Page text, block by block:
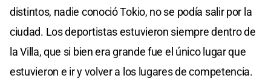
distintos, nadie conoció Tokio, no se podía salir por la
ciudad. Los deportistas estuvieron siempre dentro de
la Villa, que si bien era grande fue el único lugar que
estuvieron e ir y volver a los lugares de competencia.